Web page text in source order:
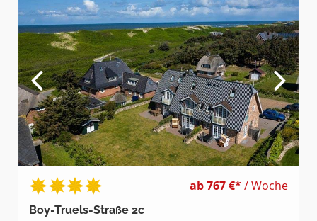
ab 767 €*/ Woche
Boy-Truels-Straße 2c